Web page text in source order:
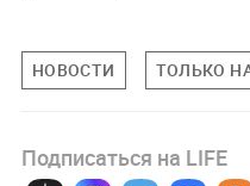
НОВОСТИ ТОЛЬКО
Подписаться на LIFE